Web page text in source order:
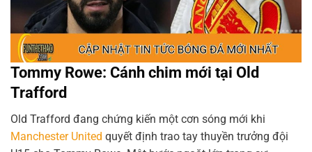
Tommy Rowe: Cánh chim mới tại Old
Trafford
Old Trafford đang chứng kiến một cơn sóng mới khi
Manchester United quyết định trao tay thuyền trưởng đội